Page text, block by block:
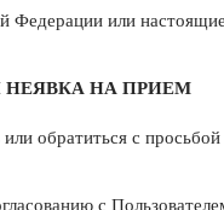
Федерации или
НЕЯВКА НА ПРИЕМ
обратиться с
с